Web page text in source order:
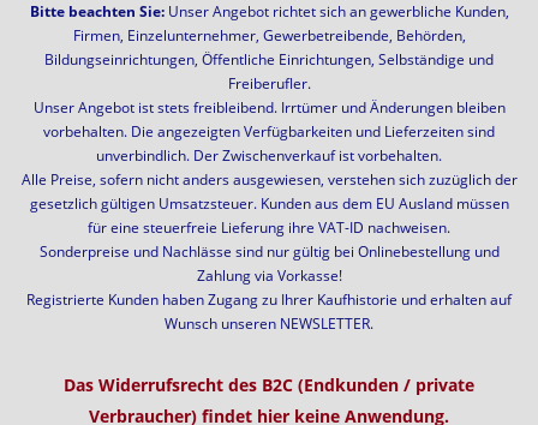
Bitte beachten Sie:Unser Angebot richtet sich an gewerbliche Kunden,
Firmen, Einzelunternehmer, Gewerbetreibende, Behörden,
Bildungseinrichtungen, Öffentliche Einrichtungen, Selbständige und
Freiberufler.
Unser Angebot ist stets freibleibend. Irrtümer und Änderungen bleiben
vorbehalten. Die angezeigten Verfügbarkeiten und Lieferzeiten sind
unverbindlich. Der Zwischenverkauf ist vorbehalten.
Alle Preise, sofern nicht anders ausgewiesen, verstehen sich zuzüglich der
gesetzlich gültigen Umsatzsteuer. Kunden aus dem EU Ausland müssen
für eine steuerfreie Lieferung ihre VAT-ID nachweisen.
Sonderpreise und Nachlässe sind nur gültig bei Onlinebestellung und
Zahlung via Vorkasse!
Registrierte Kunden haben Zugang zu Ihrer Kaufhistorie und erhalten auf
Wunsch unseren NEWSLETTER.
Das Widerrufsrecht des B2C (Endkunden / private
Verbraucher) findet hier keine Anwendung.